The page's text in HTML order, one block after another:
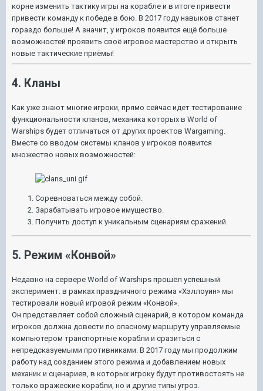
корне изменить тактику игры на корабле и в итоге привести
привести команду к победе в бою. В 2017 году навыков станет
гораздо больше! А значит, у игроков появится ещё больше
возможностей проявить своё игровое мастерство и открыть
новые тактические приёмы!
4. Кланы
Как уже знают многие игроки, прямо сейчас идет тестирование
функциональности кланов, механика которых в World of
Warships будет отличаться от других проектов Wargaming.
Вместе со вводом системы кланов у игроков появится
множество новых возможностей:
Соревноваться между собой.
Зарабатывать игровое имущество.
Получить доступ к уникальным сценариям сражений.
5. Режим «Конвой»
Недавно на сервере World of Warships прошёл успешный
эксперимент: в рамках праздничного режима «Хэллоуин» мы
тестировали новый игровой режим «Конвой».
Он представляет собой сложный сценарий, в котором команда
игроков должна довести по опасному маршруту управляемые
компьютером транспортные корабли и сразиться с
непредсказуемыми противниками. В 2017 году мы продолжим
работу над созданием этого режима и добавлением новых
механик и сценариев, в которых игроку будут противостоять не
только вражеские корабли, но и другие типы угроз.